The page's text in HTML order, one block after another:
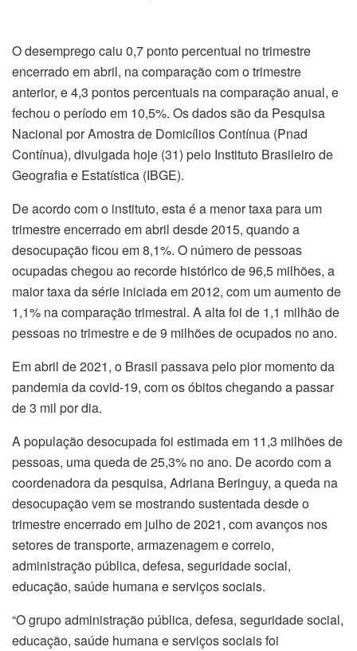
O desemprego caiu 0,7 ponto percentual no trimestre
encerrado em abril, na comparação com o trimestre
anterior, e 4,3 pontos percentuais na comparação anual, e
fechou o período em 10,5%. Os dados são da Pesquisa
Nacional por Amostra de Domicílios Contínua (Pnad
Contínua), divulgada hoje (31) pelo Instituto Brasileiro de
Geografia e Estatística (IBGE).
De acordo com o instituto, esta é a menor taxa para um
trimestre encerrado em abril desde 2015, quando a
desocupação ficou em 8,1%. O número de pessoas
ocupadas chegou ao recorde histórico de 96,5 milhões, a
maior taxa da série iniciada em 2012, com um aumento de
1,1% na comparação trimestral. A alta foi de 1,1 milhão de
pessoas no trimestre e de 9 milhões de ocupados no ano.
Em abril de 2021, o Brasil passava pelo pior momento da
pandemia da covid-19, com os óbitos chegando a passar
de 3 mil por dia.
A população desocupada foi estimada em 11,3 milhões de
pessoas, uma queda de 25,3% no ano. De acordo com a
coordenadora da pesquisa, Adriana Beringuy, a queda na
desocupação vem se mostrando sustentada desde o
trimestre encerrado em julho de 2021, com avanços nos
setores de transporte, armazenagem e correio,
administração pública, defesa, seguridade social,
educação, saúde humana e serviços sociais.
“O grupo administração pública, defesa, seguridade social,
educação, saúde humana e serviços sociais foi